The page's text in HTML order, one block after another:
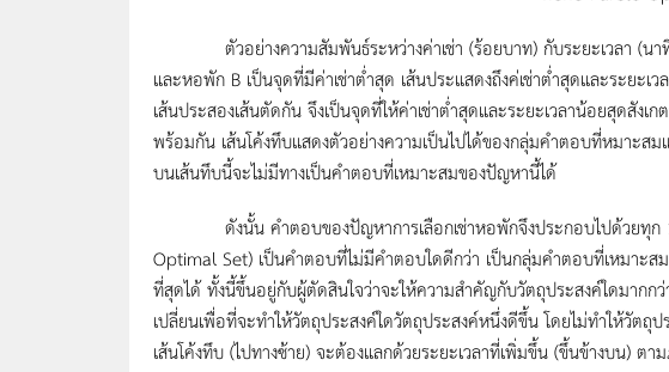
ตัวอย่างความสัมพันธ์ระหว่างค่าเช่า (ร้อยบาท) กับระยะเวลา (นาที
และหอพัก B เป็นจุดที่มีค่าเช่าต่ำสุด เส้นประแสดงถึงค่เช่าต่ำสุดและระยะ
เส้นประสองเส้นตัดกัน จึงเป็นจุดที่ให้ค่าเช่าต่ำสุดและระยะเวลาน้อยสุดสัง
พร้อมกัน เส้นโค้งทึบแสดงตัวอย่างความเป็นไปได้ของกลุ่มคำตอบที่หมาะ
บนเส้นทึบนี้จะไม่มีทางเป็นคำตอบที่เหมาะสมของปัญหานี้ได้
ดังนั้น คำตอบของปัญหาการเลือกเช่าหอพักจึงประกอบไปด้วยทุก 1
Optimal Set) เป็นคำตอบที่ไม่มีคำตอบใดดีกว่า เป็นกลุ่มคำตอบที่เหมาะ
ที่สุดได้ ทั้งนี้ขึ้นอยู่กับผู้ตัดสินใจว่าจะให้ความสำคัญกับวัตถุประสงค์ใดมากก
เปลี่ยนเพื่อที่จะทำให้วัตถุประสงค์ใดวัตถุประสงค์หนึ่งดีขึ้น โดยไม่ทำให้วัตถุ
เส้นโค้งทึบ (ไปทางซ้าย) จะต้องแลกด้วยระยะเวลาที่เพิ่มขึ้น (ขึ้นข้างบน) ตา